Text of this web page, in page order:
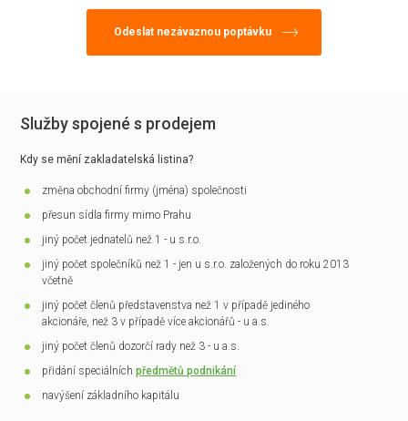
Služby spojené s prodejem
Kdy se mění zakladatelská listina?
změna obchodní firmy (jména) společnosti
přesun sídla firmy mimo Prahu
jiný počet jednatelů než 1 - u s.r.o.
jiný počet společníků než 1 - jen u s.r.o. založených do roku 2013
včetně
jiný počet členů představenstva než 1 v případě jediného
akcionáře, než 3 v případě více akcionářů - u a.s.
jiný počet členů dozorčí rady než 3 - u a.s.
přidání speciálníchpředmětů podnikání
navýšení základního kapitálu